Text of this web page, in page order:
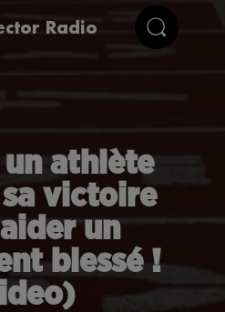
Radio
un athlète
victoire
un
blessé !